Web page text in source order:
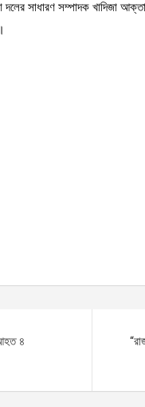
সাধারণ সম্পাদক খাদিজা
৪